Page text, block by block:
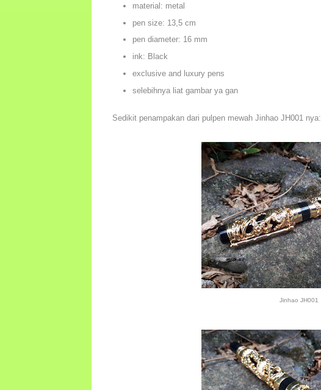
material: metal
pen size: 13,5 cm
pen diameter: 16 mm
ink: Black
exclusive and luxury pens
selebihnya liat gambar ya gan
Sedikit penampakan dari pulpen mewah Jinhao JH001 nya:
Jinhao JH001